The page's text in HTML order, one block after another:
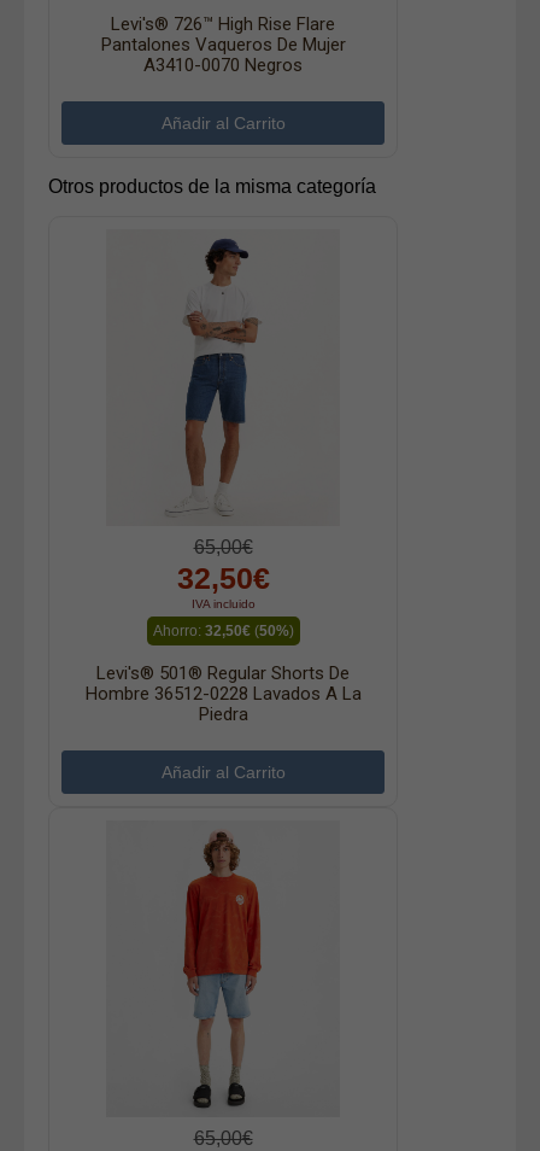
Levi's® 726™ High Rise Flare
Pantalones Vaqueros De Mujer
A3410-0070 Negros
Otros productos de la misma categoría
65,00€
32,50€
IVA incluido
Ahorro: 32,50€(50%)
Levi's® 501® Regular Shorts De
Hombre 36512-0228 Lavados A La
Piedra
65,00€